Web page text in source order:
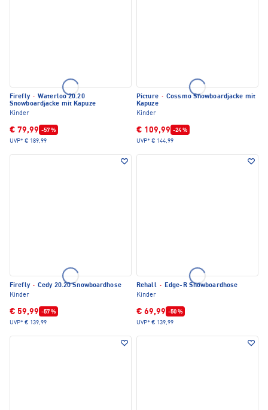
Firefly · Waterloo 20.20
Snowboardjacke mit Kapuze
Kinder
€ 79,99 -57 %
UVP* € 189,99
Picture · Cossmo Snowboardjacke mit
Kapuze
Kinder
€ 109,99 -24 %
UVP* € 144,99
Firefly · Cedy 20.20 Snowboardhose
Kinder
€ 59,99 -57 %
UVP* € 139,99
Rehall · Edge-R Snowboardhose
Kinder
€ 69,99 -50 %
UVP* € 139,99